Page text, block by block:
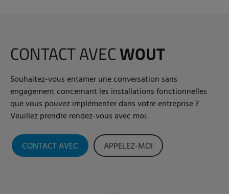
CONTACT AVECWOUT
Souhaitez-vous entamer une conversation sans
engagement concernant les installations fonctionnelles
que vous pouvez implémenter dans votre entreprise ?
Veuillez prendre rendez-vous avec moi.
CONTACT AVEC APPELEZ-MOI